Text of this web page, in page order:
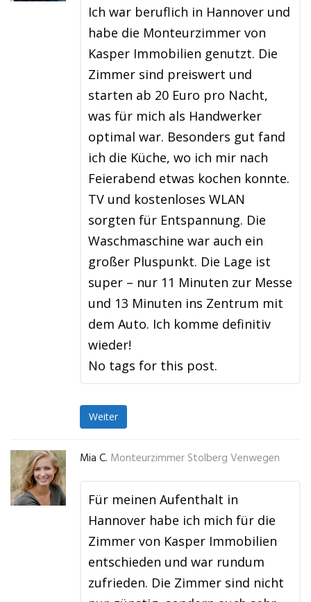
Ich war beruflich in Hannover und
habe die Monteurzimmer von
Kasper Immobilien genutzt. Die
Zimmer sind preiswert und
starten ab 20 Euro pro Nacht,
was für mich als Handwerker
optimal war. Besonders gut fand
ich die Küche, wo ich mir nach
Feierabend etwas kochen konnte.
TV und kostenloses WLAN
sorgten für Entspannung. Die
Waschmaschine war auch ein
großer Pluspunkt. Die Lage ist
super – nur 11 Minuten zur Messe
und 13 Minuten ins Zentrum mit
dem Auto. Ich komme definitiv
wieder!
No tags for this post.
Weiter
Mia C. Monteurzimmer Stolberg Venwegen
Für meinen Aufenthalt in
Hannover habe ich mich für die
Zimmer von Kasper Immobilien
entschieden und war rundum
zufrieden. Die Zimmer sind nicht